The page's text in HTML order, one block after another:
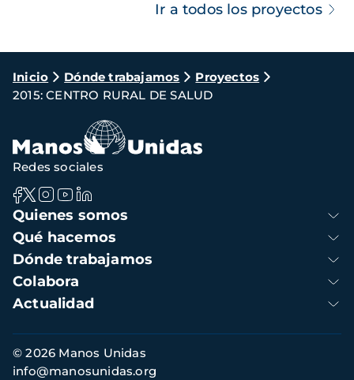
Ir a todos los proyectos
Ruta
de
navegación
Inicio Dónde trabajamos
Proyectos
2015: CENTRO RURAL DE SALUD
Navegación
principal
Quienes somos
Qué hacemos
Dónde trabajamos
Colabora
Actualidad
Redes sociales
Información
de
© 2026 Manos Unidas
info@manosunidas.org